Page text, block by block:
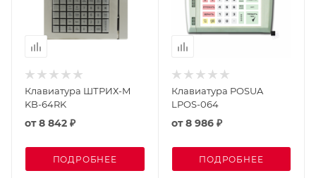
Клавиатура ШТРИХ-М
KB-64RK
от8 842 ₽
ПОДРОБНЕЕ
Клавиатура POSUA
LPOS-064
от8 986 ₽
ПОДРОБНЕЕ